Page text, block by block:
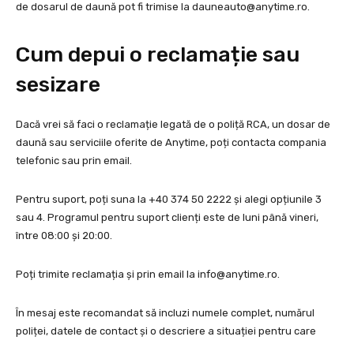
de dosarul de daună pot fi trimise la dauneauto@anytime.ro.
Cum depui o reclamație sau
sesizare
Dacă vrei să faci o reclamație legată de o poliță RCA, un dosar de
daună sau serviciile oferite de Anytime, poți contacta compania
telefonic sau prin email.
Pentru suport, poți suna la +40 374 50 2222 și alegi opțiunile 3
sau 4. Programul pentru suport clienți este de luni până vineri,
între 08:00 și 20:00.
Poți trimite reclamația și prin email la info@anytime.ro.
În mesaj este recomandat să incluzi numele complet, numărul
poliței, datele de contact și o descriere a situației pentru care